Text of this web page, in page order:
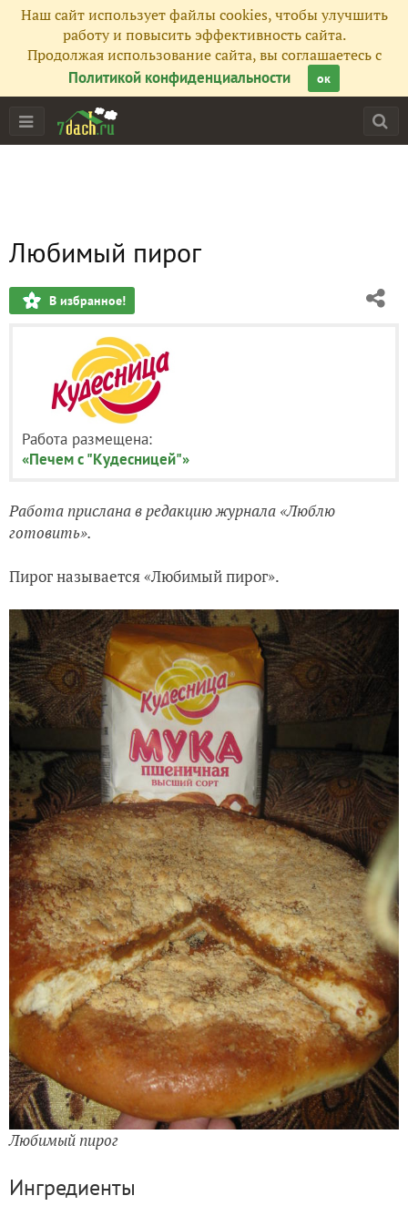
Наш сайт использует файлы cookies, чтобы улучшить
работу и повысить эффективность сайта.
Продолжая использование сайта, вы соглашаетесь с
Политикой конфиденциальности
ок
Любимый пирог
В избранное!
Работа размещена:
«Печем с "Кудесницей"»
Работа прислана в редакцию журнала «Люблю
готовить».
Пирог называется «Любимый пирог».
Любимый пирог
Ингредиенты